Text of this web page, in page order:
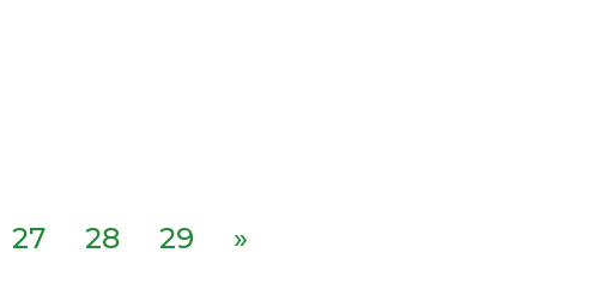
27 28 29 »